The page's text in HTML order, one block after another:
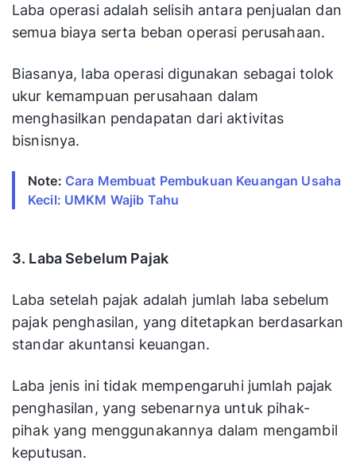
Laba operasi adalah selisih antara penjualan dan
semua biaya serta beban operasi perusahaan.
Biasanya, laba operasi digunakan sebagai tolok
ukur kemampuan perusahaan dalam
menghasilkan pendapatan dari aktivitas
bisnisnya.
Note: Cara Membuat Pembukuan Keuangan Usaha
Kecil: UMKM Wajib Tahu
3. Laba Sebelum Pajak
Laba setelah pajak adalah jumlah laba sebelum
pajak penghasilan, yang ditetapkan berdasarkan
standar akuntansi keuangan.
Laba jenis ini tidak mempengaruhi jumlah pajak
penghasilan, yang sebenarnya untuk pihak-
pihak yang menggunakannya dalam mengambil
keputusan.